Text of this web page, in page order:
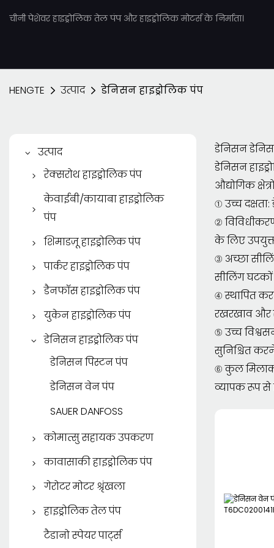
चीनी पेशेवर हाइड्रोलिक तेल पंप और हाइड्रोलिक मोटर्स के निर्माता।
HENGTE उत्पाद डेनिसन हाइड्रोलिक पंप
उत्पाद
रेक्सरोथ हाइड्रोलिक पंप
रेक्सरोथ पिस्टन पंप
रेक्सरोथ वेन पंप
रेक्स्रोथ गियर पंप
रेक्सरोथ हाइड्रोलिक मोटर
केवाईबी/कायाबा हाइड्रोलिक
पंप
केवाईबी/कायाबा गियर पंप
केवाईबी पिस्टन पंप
केवाईबी ट्रैवल मोटर
शिमाडज़ू हाइड्रोलिक पंप
शिमदज़ू गियर पंप
पार्कर हाइड्रोलिक पंप
पार्कर पिस्टन पंप
पार्कर वेन पंप
पार्कर गियर पंप
पार्कर हाइड्रोलिक मोटर
डैनफॉस हाइड्रोलिक पंप
डैनफॉस पिस्टन पंप
डैनफॉस गियर पंप
युकेन हाइड्रोलिक पंप
युकेन पिस्टन पंप
युकेन वेन पंप
डेनिसन हाइड्रोलिक पंप
डेनिसन पिस्टन पंप
डेनिसन वेन पंप
SAUER DANFOSS
कोमात्सु सहायक उपकरण
कोमात्सु स्पेयर पार्ट्स
कावासाकी हाइड्रोलिक पंप
कावासाकी पिस्टन पंप
गेरोटर मोटर श्रृंखला
ईटन गेरोटर मोटर
डैनफॉस गेरोटर मोटर
हाइड्रोलिक तेल पंप
एटीओएस वेन पंप
टैडानो स्पेयर पार्ट्स
डेनिसन
डेनिसन
औद्योगिक
① उच्च
②
के लिए
③ अच्छा
सीलिंग घटकों
④ स्थापित
रखरखाव और
⑤ उच्च
सुनिश्चित
⑥ कुल
व्यापक रूप से